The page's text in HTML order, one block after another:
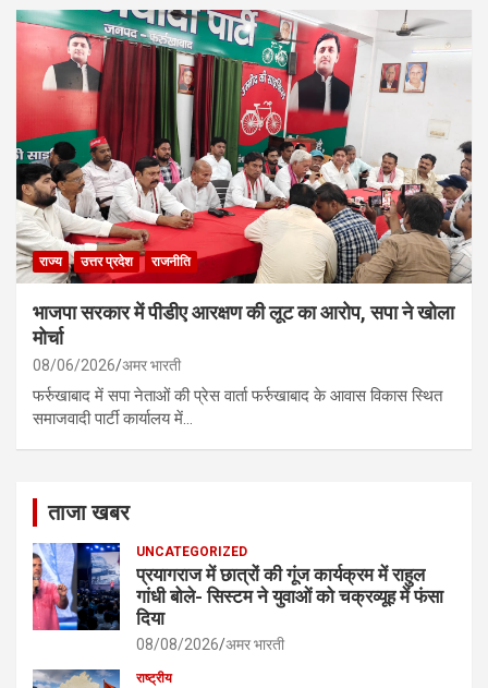
राज्य उत्तर प्रदेश राजनीति
भाजपा सरकार में पीडीए आरक्षण की लूट का आरोप, सपा ने खोला
मोर्चा
08/06/2026 अमर भारती
फर्रुखाबाद में सपा नेताओं की प्रेस वार्ता फर्रुखाबाद के आवास विकास स्थित
समाजवादी पार्टी कार्यालय में…
ताजा खबर
UNCATEGORIZED
प्रयागराज में छात्रों की गूंज कार्यक्रम में राहुल
गांधी बोले- सिस्टम ने युवाओं को चक्रव्यूह में फंसा
दिया
08/08/2026 अमर भारती
राष्ट्रीय